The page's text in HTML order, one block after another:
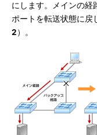
にします。メインの経
ポートを転送状態に戻
2）。